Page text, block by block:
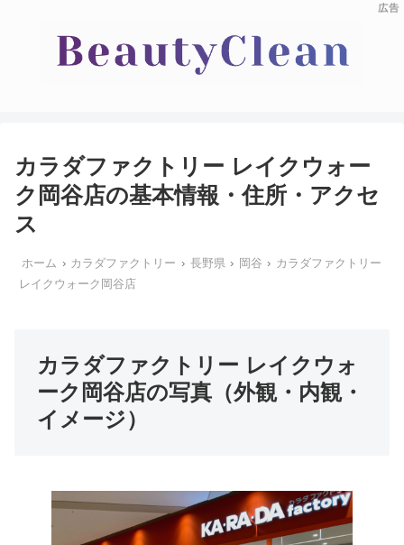
カラダファクトリー レイクウォー
ク岡谷店の基本情報・住所・アクセ
ス
ホーム カラダファクトリー 長野県 岡谷
カラダファクトリー
レイクウォーク岡谷店
カラダファクトリー レイクウォ
ーク岡谷店の写真（外観・内観・
イメージ）